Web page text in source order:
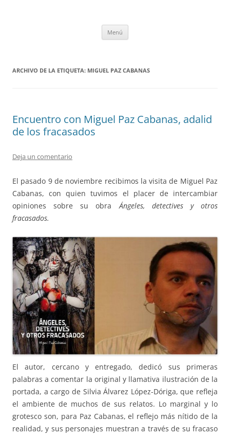
Menú
ARCHIVO DE LA ETIQUETA: MIGUEL PAZ CABANAS
Encuentro con Miguel Paz Cabanas, adalid
de los fracasados
Deja un comentario
El pasado 9 de noviembre recibimos la visita de Miguel Paz
Cabanas, con quien tuvimos el placer de intercambiar
opiniones sobre su obraÁngeles, detectives y otros
fracasados.
El autor, cercano y entregado, dedicó sus primeras
palabras a comentar la original y llamativa ilustración de la
portada, a cargo de Silvia Álvarez López-Dóriga, que refleja
el ambiente de muchos de sus relatos. Lo marginal y lo
grotesco son, para Paz Cabanas, el reflejo más nítido de la
realidad, y sus personajes muestran a través de su fracaso